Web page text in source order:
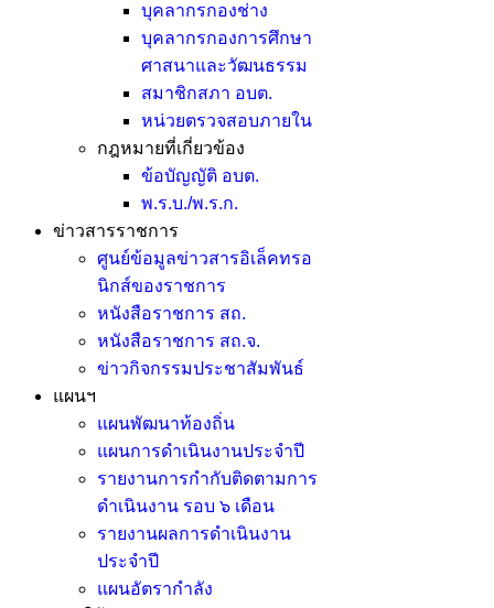
บุคลากรกองช่าง
บุคลากรกองการศึกษา
ศาสนาและวัฒนธรรม
สมาชิกสภา อบต.
หน่วยตรวจสอบภายใน
กฎหมายที่เกี่ยวข้อง
ข้อบัญญัติ อบต.
พ.ร.บ./พ.ร.ก.
ข่าวสารราชการ
ศูนย์ข้อมูลข่าวสารอิเล็คทรอ
นิกส์ของราชการ
หนังสือราชการ สถ.
หนังสือราชการ สถ.จ.
ข่าวกิจกรรมประชาสัมพันธ์
แผนฯ
แผนพัฒนาท้องถิ่น
แผนการดำเนินงานประจำปี
รายงานการกำกับติดตามการ
ดำเนินงาน รอบ ๖ เดือน
รายงานผลการดำเนินงาน
ประจำปี
แผนอัตรากำลัง